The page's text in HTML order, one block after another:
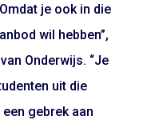
je ook in die
wil hebben”,
Onderwijs. “Je
uit die
gebrek aan